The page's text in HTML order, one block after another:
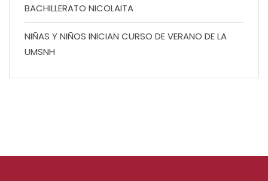
BACHILLERATO NICOLAITA
NIÑAS Y NIÑOS INICIAN CURSO DE VERANO DE LA
UMSNH